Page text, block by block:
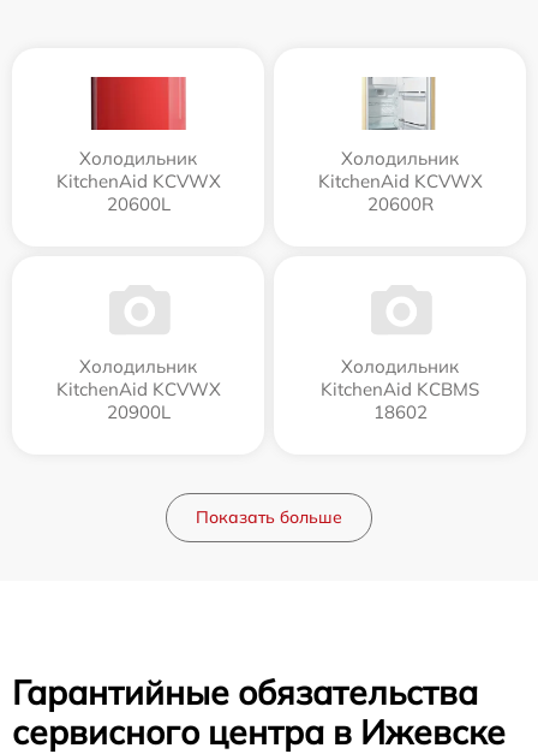
Холодильник
KitchenAid KCVWX
20600L
Холодильник
KitchenAid KCVWX
20600R
Холодильник
KitchenAid KCVWX
20900L
Холодильник
KitchenAid KCBMS
18602
Показать больше
Гарантийные обязательства
сервисного центра в Ижевске